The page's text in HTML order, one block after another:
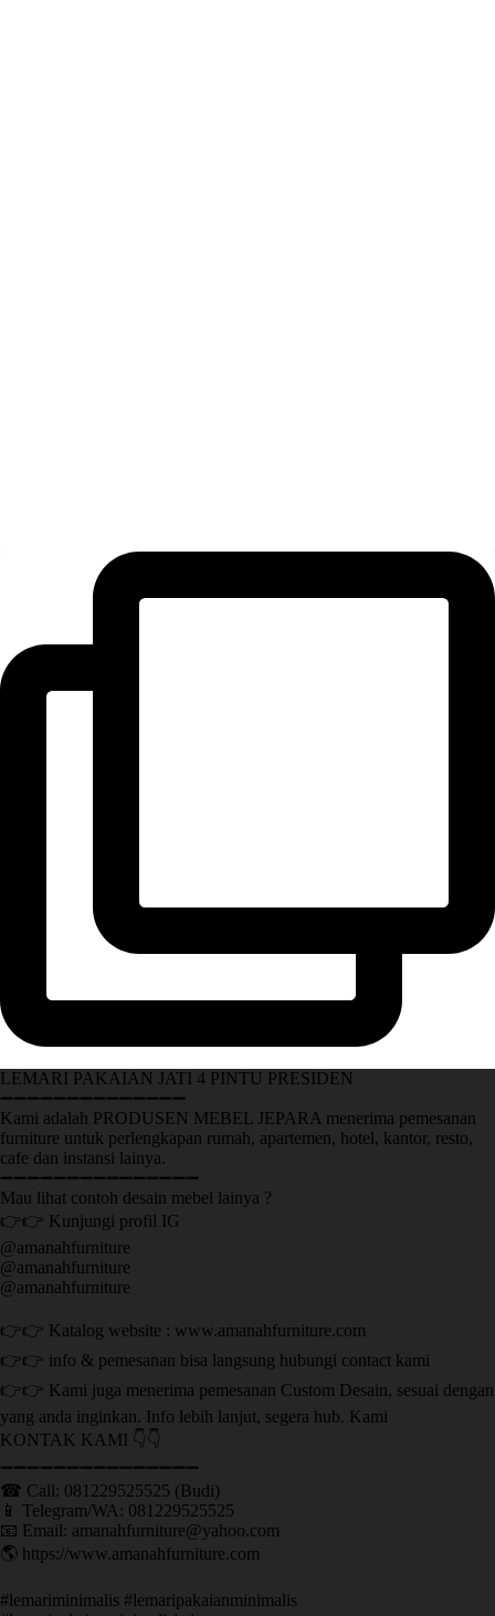
LEMARI PAKAIAN JATI 4 PINTU PRESIDEN
➖➖➖➖➖➖➖➖➖➖➖➖➖➖
Kami adalah PRODUSEN MEBEL JEPARA menerima pemesanan
furniture untuk perlengkapan rumah, apartemen, hotel, kantor, resto,
cafe dan instansi lainya.
➖➖➖➖➖➖➖➖➖➖➖➖➖➖➖
Mau lihat contoh desain mebel lainya ?
👉👉 Kunjungi profil IG
@amanahfurniture
@amanahfurniture
@amanahfurniture
👉👉 Katalog website : www.amanahfurniture.com
👉👉 info & pemesanan bisa langsung hubungi contact kami
👉👉 Kami juga menerima pemesanan Custom Desain, sesuai dengan
yang anda inginkan. Info lebih lanjut, segera hub. Kami
KONTAK KAMI 👇👇
➖➖➖➖➖➖➖➖➖➖➖➖➖➖➖ ㅤ
☎ Call: 081229525525 (Budi)
📱 Telegram/WA: 081229525525
📧 Email: amanahfurniture@yahoo.com
🌎 https://www.amanahfurniture.com
#lemariminimalis #lemaripakaianminimalis